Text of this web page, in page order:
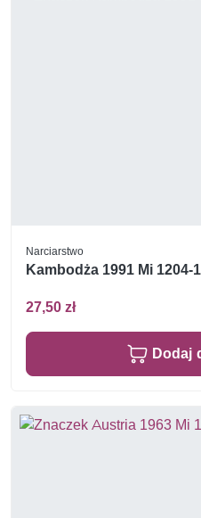
Narciarstwo
Kambodża 1991 Mi 1204-
27,50 zł
Dodaj